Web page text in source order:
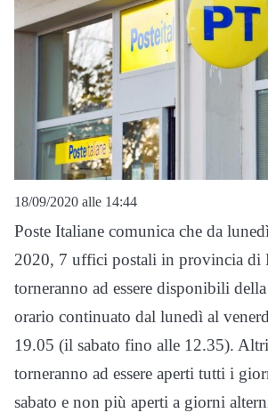
18/09/2020 alle 14:44
Poste Italiane comunica che da
2020, 7 uffici postali in provincia di
torneranno ad essere disponibili
orario continuato dal lunedì al
19.05 (il sabato fino alle 12.35).
torneranno ad essere aperti tutti i
sabato e non più aperti a giorni